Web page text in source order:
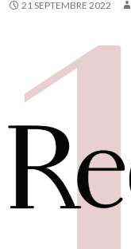
21 SEPTEMBRE 2022